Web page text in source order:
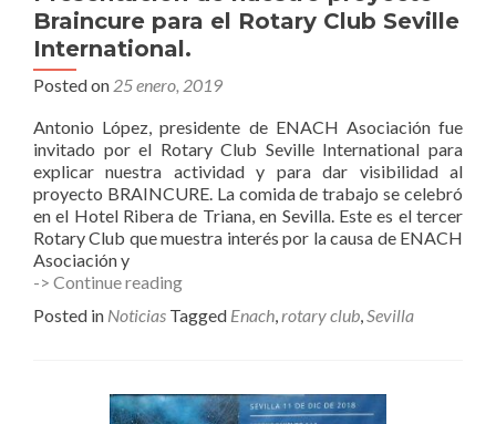
Braincure para el Rotary Club Seville
International.
Posted on 25 enero, 2019
Antonio López, presidente de ENACH Asociación fue
invitado por el Rotary Club Seville International para
explicar nuestra actividad y para dar visibilidad al
proyecto BRAINCURE. La comida de trabajo se celebró
en el Hotel Ribera de Triana, en Sevilla. Este es el tercer
Rotary Club que muestra interés por la causa de ENACH
Asociación y
-> Continue readingPresentación
nuestro
para
Posted in Noticias Tagged Enach,rotary club,Sevilla